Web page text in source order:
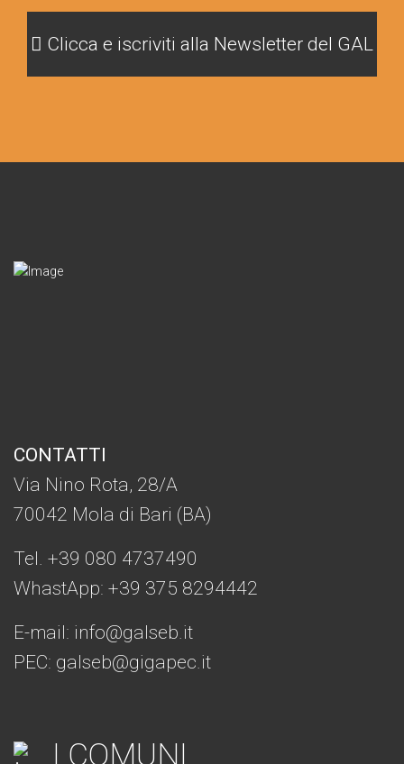
Clicca e iscriviti alla Newsletter del GAL
CONTATTI
Via Nino Rota, 28/A
70042 Mola di Bari (BA)
Tel. +39 080 4737490
WhastApp: +39 375 8294442
E-mail: info@galseb.it
PEC: galseb@gigapec.it
I COMUNI